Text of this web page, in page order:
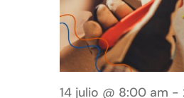
14 julio @ 8:00 am -